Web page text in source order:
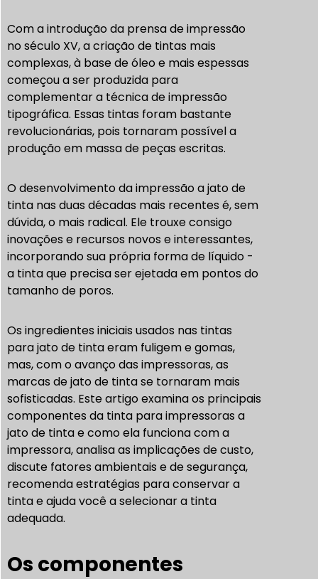
Com a introdução da prensa de impressão
no século XV, a criação de tintas mais
complexas, à base de óleo e mais espessas
começou a ser produzida para
complementar a técnica de impressão
tipográfica. Essas tintas foram bastante
revolucionárias, pois tornaram possível a
produção em massa de peças escritas.
O desenvolvimento da impressão a jato de
tinta nas duas décadas mais recentes é, sem
dúvida, o mais radical. Ele trouxe consigo
inovações e recursos novos e interessantes,
incorporando sua própria forma de líquido -
a tinta que precisa ser ejetada em pontos do
tamanho de poros.
Os ingredientes iniciais usados nas tintas
para jato de tinta eram fuligem e gomas,
mas, com o avanço das impressoras, as
marcas de jato de tinta se tornaram mais
sofisticadas. Este artigo examina os principais
componentes da tinta para impressoras a
jato de tinta e como ela funciona com a
impressora, analisa as implicações de custo,
discute fatores ambientais e de segurança,
recomenda estratégias para conservar a
tinta e ajuda você a selecionar a tinta
adequada.
Os componentes